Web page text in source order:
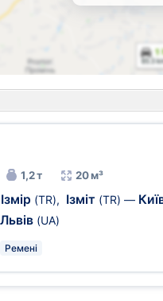
1,2 т 20 м³
Ізмір (TR), Ізміт (TR) —
Львів (UA)
Ремені